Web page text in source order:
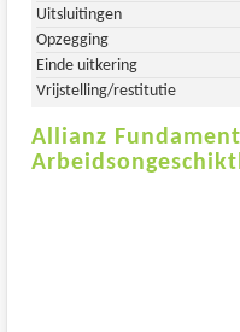
Uitsluitingen
Opzegging
Einde uitkering
Vrijstelling/restitutie
Allianz Fundament